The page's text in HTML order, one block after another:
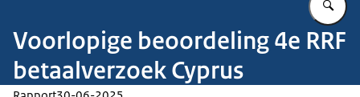
Voorlopige beoordeling 4e RRF
betaalverzoek Cyprus